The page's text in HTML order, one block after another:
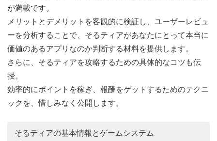
が満載です。
メリットとデメリットを客観的に検証し、ユーザーレビュ
ーを分析することで、そるティアがあなたにとって本当に
価値のあるアプリなのか判断する材料を提供します。
さらに、そるティアを攻略するための具体的なコツも伝
授。
効率的にポイントを稼ぎ、報酬をゲットするためのテクニ
ックを、惜しみなく公開します。
そるティアの基本情報とゲームシステム